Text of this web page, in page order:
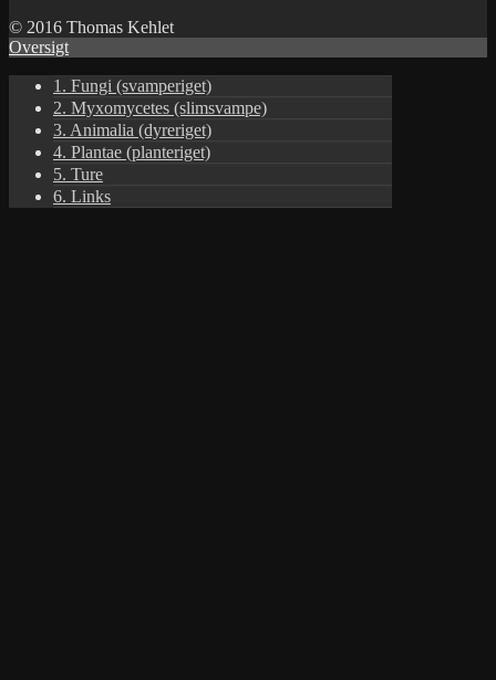
© 2016 Thomas Kehlet
Oversigt
1. Fungi (svamperiget)
2. Myxomycetes (slimsvampe)
3. Animalia (dyreriget)
4. Plantae (planteriget)
5. Ture
6. Links